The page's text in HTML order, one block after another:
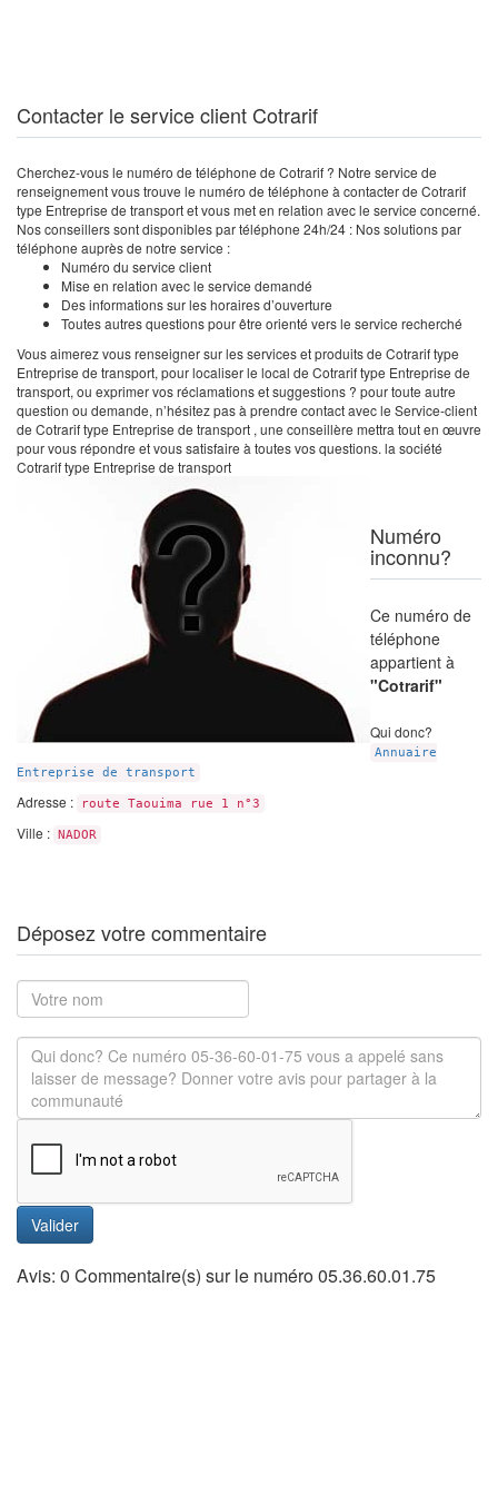
Contacter le service client Cotrarif
Cherchez-vous le numéro de téléphone de Cotrarif ? Notre service de
renseignement vous trouve le numéro de téléphone à contacter de Cotrarif
type Entreprise de transport et vous met en relation avec le service concerné.
Nos conseillers sont disponibles par téléphone 24h/24 : Nos solutions par
téléphone auprès de notre service :
Numéro du service client
Mise en relation avec le service demandé
Des informations sur les horaires d’ouverture
Toutes autres questions pour être orienté vers le service recherché
Vous aimerez vous renseigner sur les services et produits de Cotrarif type
Entreprise de transport, pour localiser le local de Cotrarif type Entreprise de
transport, ou exprimer vos réclamations et suggestions ? pour toute autre
question ou demande, n’hésitez pas à prendre contact avec le Service-client
de Cotrarif type Entreprise de transport , une conseillère mettra tout en œuvre
pour vous répondre et vous satisfaire à toutes vos questions. la société
Cotrarif type Entreprise de transport
Numéro
inconnu?
Ce numéro de
téléphone
appartient à
"Cotrarif"
Qui donc?
Annuaire
Entreprise de transport
Adresse : route Taouima rue 1 n°3
Ville : NADOR
Déposez votre commentaire
Valider
Avis: 0 Commentaire(s) sur le numéro 05.36.60.01.75